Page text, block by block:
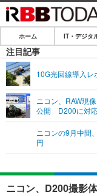
ホーム
IT・デジタル
ネタ
ショッピング
SPEED TEST
エンタメ
音楽
ライフ
ライフTOP
リリース一覧
ホーム IT・デジタ
注目記事
10G光回線導入レ
ニコン、RAW現
公開 D200に対
ニコンの9月中間
円
ニコン、D200撮影